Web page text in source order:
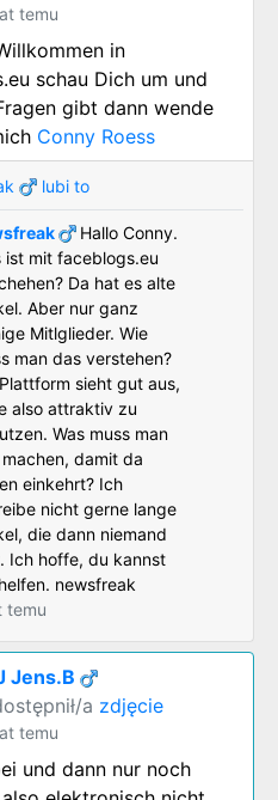
temu
in
schau Dich um und
gibt dann wende
Conny Roess
lubi to
Hallo Conny.
ist mit faceblogs.eu
Da hat es alte
Aber nur ganz
Mitlglieder. Wie
man das verstehen?
sieht gut aus,
also attraktiv zu
Was muss man
machen, damit da
einkehrt? Ich
nicht gerne lange
die dann niemand
Ich hoffe, du kannst
newsfreak
temu
Jens.B
a zdjęcie
temu
und dann nur noch